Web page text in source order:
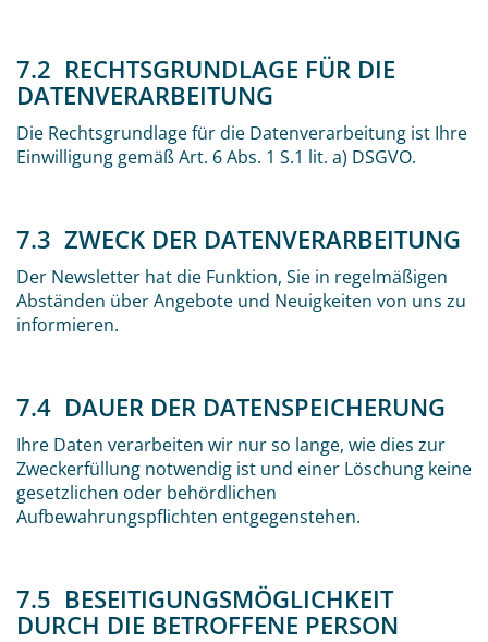
7.2 RECHTSGRUNDLAGE FÜR DIE
DATENVERARBEITUNG
Die Rechtsgrundlage für die Datenverarbeitung ist Ihre
Einwilligung gemäß Art. 6 Abs. 1 S.1 lit. a) DSGVO.
7.3 ZWECK DER DATENVERARBEITUNG
Der Newsletter hat die Funktion, Sie in regelmäßigen
Abständen über Angebote und Neuigkeiten von uns zu
informieren.
7.4 DAUER DER DATENSPEICHERUNG
Ihre Daten verarbeiten wir nur so lange, wie dies zur
Zweckerfüllung notwendig ist und einer Löschung keine
gesetzlichen oder behördlichen
Aufbewahrungspflichten entgegenstehen.
7.5 BESEITIGUNGSMÖGLICHKEIT
DURCH DIE BETROFFENE PERSON